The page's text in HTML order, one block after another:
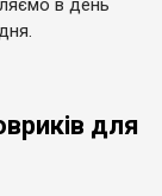
в день
для